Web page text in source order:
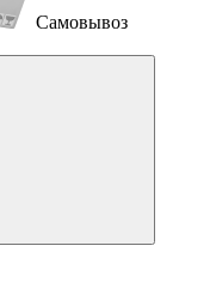
Самовывоз